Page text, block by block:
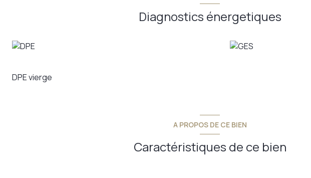
à repenser selon un projet sur-mesure
: un privilège rare pour une qualité de vie exceptionnelle
-Fort potentiel
: cachet, volumes et possibilité de créer un lieu unique
Un bien confidentiel, à l’élégance intemporelle, destiné à une clientèle recherchant
Annonce proposée par un agent commercial
Diagnostics énergetiques
DPE vierge
A PROPOS DE CE BIEN
Caractéristiques de ce bien